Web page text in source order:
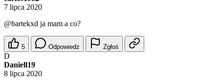
7 lipca 2020
@bartekxd ja mam a co?
5 Odpowiedz Zgłoś
D
Daniell19
8 lipca 2020